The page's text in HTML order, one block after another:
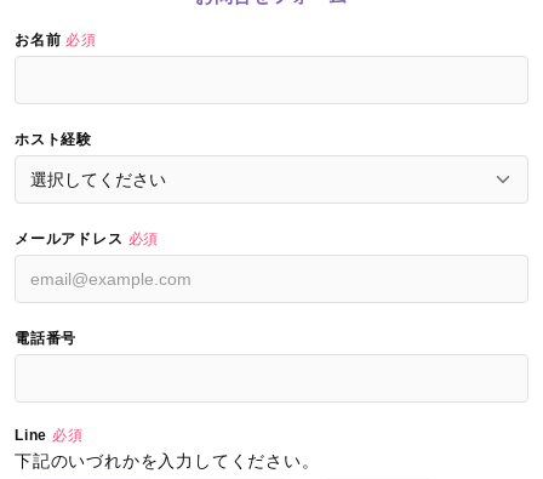
お名前 必須
ホスト経験
メールアドレス 必須
電話番号
Line 必須
下記のいづれかを入力してください。